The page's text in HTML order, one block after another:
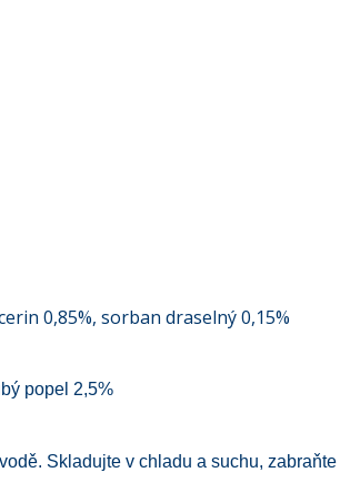
0,85%, sorban draselný 0,15%
popel 2,5%
Skladujte v chladu a suchu,